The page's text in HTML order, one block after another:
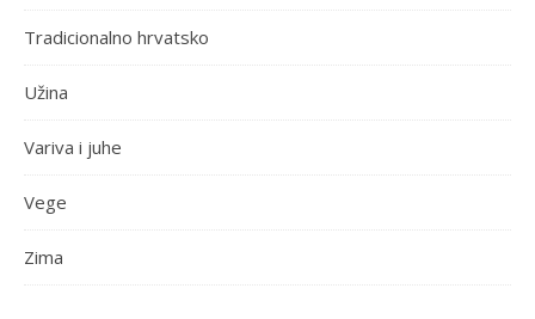
Tradicionalno hrvatsko
Užina
Variva i juhe
Vege
Zima